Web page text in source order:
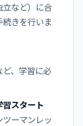
立など）に合
きを行いま
ど、学習に必
習スタート
ーマンレッ